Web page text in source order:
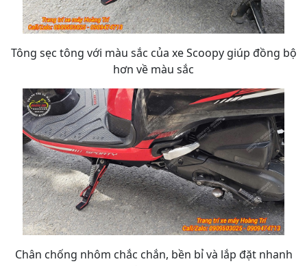
Tông sẹc tông với màu sắc của xe Scoopy giúp đồng bộ
hơn về màu sắc
Chân chống nhôm chắc chắn, bền bỉ và lắp đặt nhanh